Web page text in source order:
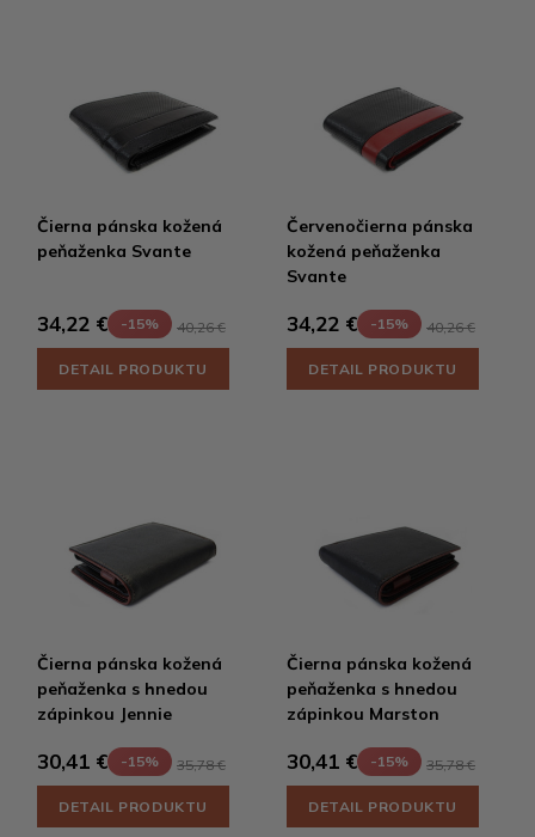
Čierna pánska kožená
peňaženka Svante
34,22 € -15% 40,26 €
DETAIL PRODUKTU
Červenočierna pánska
kožená peňaženka
Svante
34,22 € -15% 40,26 €
DETAIL PRODUKTU
Čierna pánska kožená
peňaženka s hnedou
zápinkou Jennie
30,41 € -15% 35,78 €
DETAIL PRODUKTU
Čierna pánska kožená
peňaženka s hnedou
zápinkou Marston
30,41 € -15% 35,78 €
DETAIL PRODUKTU